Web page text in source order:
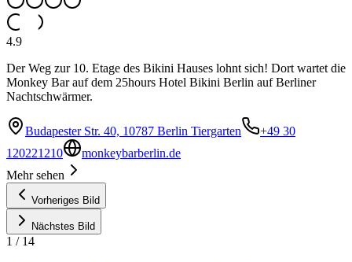
4.9
Der Weg zur 10. Etage des Bikini Hauses lohnt sich! Dort wartet die
Monkey Bar auf dem 25hours Hotel Bikini Berlin auf Berliner
Nachtschwärmer.
Budapester Str. 40, 10787 Berlin Tiergarten
+49 30
120221210
monkeybarberlin.de
Mehr sehen
Vorheriges Bild
Nächstes Bild
1 / 14